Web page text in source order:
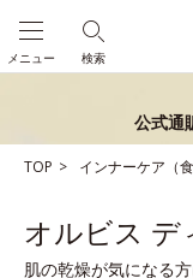
検索
メニュー
公式通
TOP インナーケア（食
オルビス デ
肌の乾燥が気になる